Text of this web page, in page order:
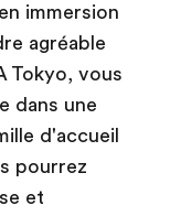
immersion
agréable
Tokyo, vous
dans une
d'accueil
pourrez
et